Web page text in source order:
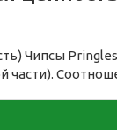
Чипсы
части).